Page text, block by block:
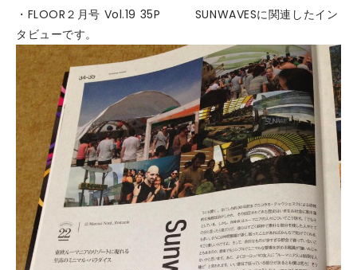
・FLOOR２月号 Vol.19 35P SUNWAVESに関連したイン
タビューです。